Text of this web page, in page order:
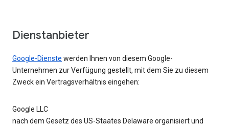
Dienstanbieter
Google-Dienste werden Ihnen von diesem Google-
Unternehmen zur Verfügung gestellt, mit dem Sie zu diesem
Zweck ein Vertragsverhältnis eingehen:
Google LLC
nach dem Gesetz des US-Staates Delaware organisiert und